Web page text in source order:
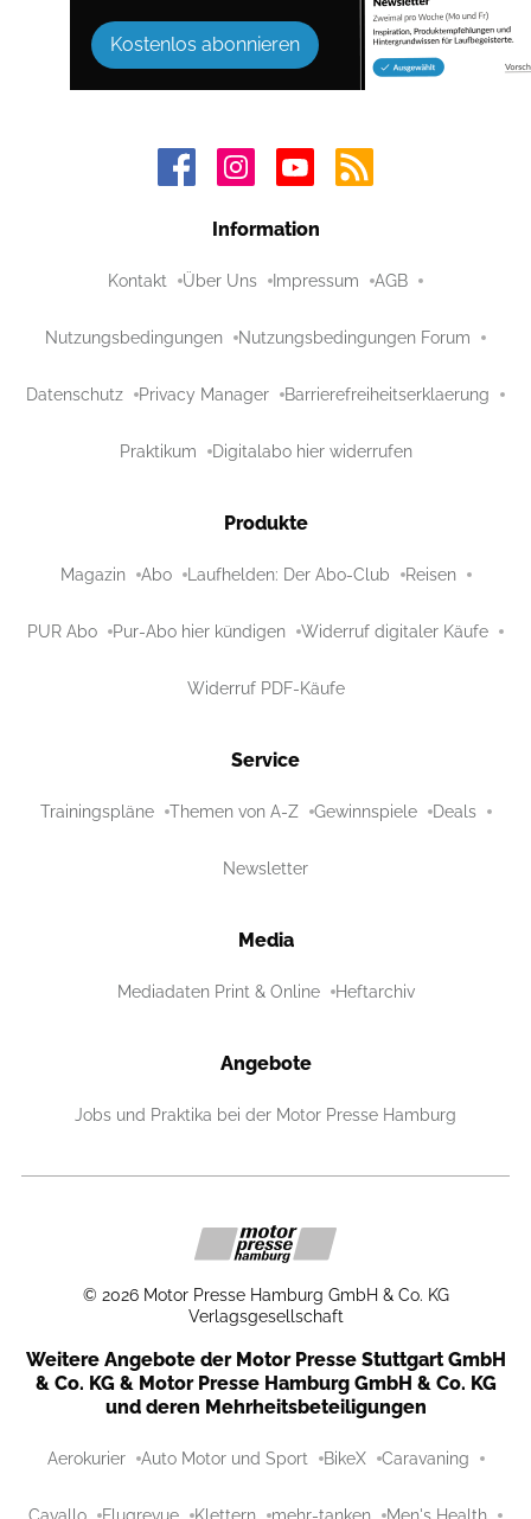
Kostenlos abonnieren
Information
Kontakt Über Uns Impressum AGB
Nutzungsbedingungen Nutzungsbedingungen Forum
Datenschutz Privacy Manager Barrierefreiheitserklaerung
Praktikum Digitalabo hier widerrufen
Produkte
Magazin Abo Laufhelden: Der Abo-Club Reisen
PUR Abo Pur-Abo hier kündigen Widerruf digitaler Käufe
Widerruf PDF-Käufe
Service
Trainingspläne Themen von A-Z Gewinnspiele Deals
Newsletter
Media
Mediadaten Print & Online Heftarchiv
Angebote
Jobs und Praktika bei der Motor Presse Hamburg
© 2026 Motor Presse Hamburg GmbH & Co. KG
Verlagsgesellschaft
Weitere Angebote der Motor Presse Stuttgart GmbH
& Co. KG & Motor Presse Hamburg GmbH & Co. KG
und deren Mehrheitsbeteiligungen
Aerokurier Auto Motor und Sport BikeX Caravaning
Cavallo Flugrevue Klettern mehr-tanken Men's Health